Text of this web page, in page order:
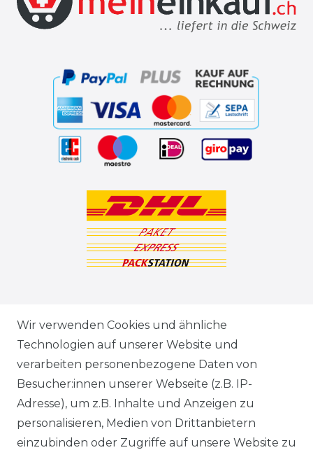
VERSANDARTEN & -KOSTEN
GEWERBETREIBENDE?
HILFE
Wir verwenden Cookies und ähnliche
Technologien auf unserer Website und
verarbeiten personenbezogene Daten von
Besucher:innen unserer Webseite (z.B. IP-
Adresse), um z.B. Inhalte und Anzeigen zu
personalisieren, Medien von Drittanbietern
einzubinden oder Zugriffe auf unsere Website zu